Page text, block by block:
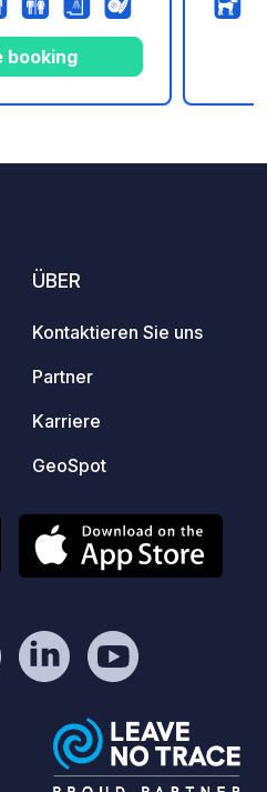
booking
ÜBER
Kontaktieren Sie uns
Partner
Karriere
GeoSpot